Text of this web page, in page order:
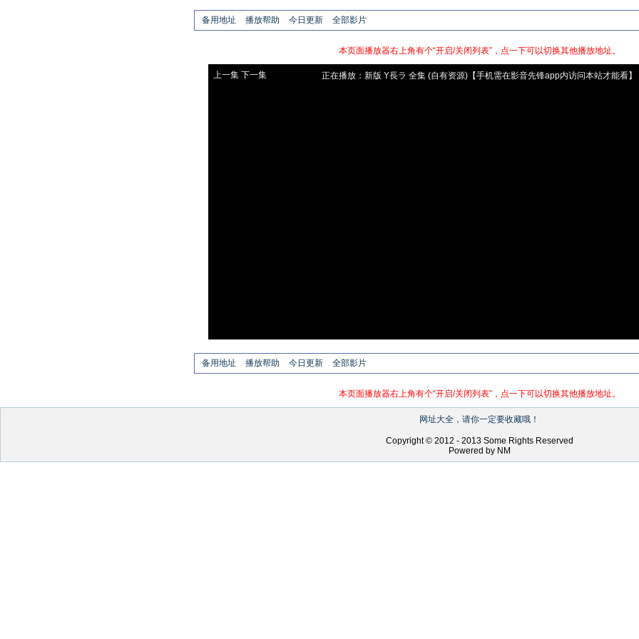
备用地址 播放帮助 今日更新 全部影片
本页面播放器右上角有个“开启/关闭列表”，点一下可以切换其他播放地址。
上一集 下一集 正在播放： 新版 Y長ラ 全集 (自有资源)【手机需在影音先锋app内访问本站才能看】
备用地址 播放帮助 今日更新 全部影片
本页面播放器右上角有个“开启/关闭列表”，点一下可以切换其他播放地址。
网址大全，请你一定要收藏哦！
Copyright © 2012 - 2013 Some Rights Reserved
Powered by NM